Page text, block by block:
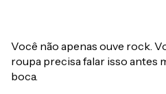
Você não apenas ouve rock.
roupa precisa falar isso antes
boca.